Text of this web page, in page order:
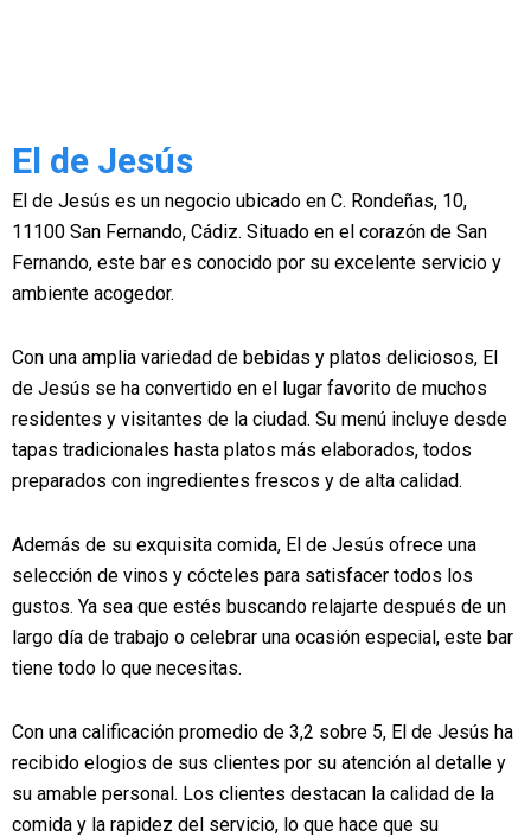
El de Jesús
El de Jesús es un negocio ubicado en C. Rondeñas, 10,
11100 San Fernando, Cádiz. Situado en el corazón de San
Fernando, este bar es conocido por su excelente servicio y
ambiente acogedor.
Con una amplia variedad de bebidas y platos deliciosos, El
de Jesús se ha convertido en el lugar favorito de muchos
residentes y visitantes de la ciudad. Su menú incluye desde
tapas tradicionales hasta platos más elaborados, todos
preparados con ingredientes frescos y de alta calidad.
Además de su exquisita comida, El de Jesús ofrece una
selección de vinos y cócteles para satisfacer todos los
gustos. Ya sea que estés buscando relajarte después de un
largo día de trabajo o celebrar una ocasión especial, este bar
tiene todo lo que necesitas.
Con una calificación promedio de 3,2 sobre 5, El de Jesús ha
recibido elogios de sus clientes por su atención al detalle y
su amable personal. Los clientes destacan la calidad de la
comida y la rapidez del servicio, lo que hace que su